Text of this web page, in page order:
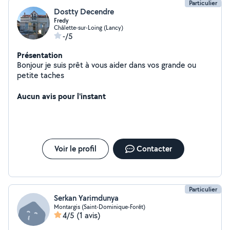
Particulier
Dostty Decendre
Fredy
Châlette-sur-Loing (Lancy)
-/5
Présentation
Bonjour je suis prêt à vous aider dans vos grande ou
petite taches
Aucun avis pour l'instant
Voir le profil Contacter
Particulier
Serkan Yarimdunya
Montargis (Saint-Dominique-Forêt)
4/5 (1 avis)